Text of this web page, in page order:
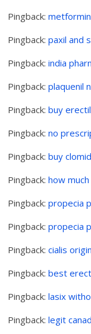
Pingback:
Pingback:paxil and
Pingback:india
Pingback:plaquenil
Pingback:buy
Pingback:no
Pingback:buy
Pingback:how
Pingback:propecia
Pingback:propecia
Pingback:cialis
Pingback:best
Pingback:lasix
Pingback:legit